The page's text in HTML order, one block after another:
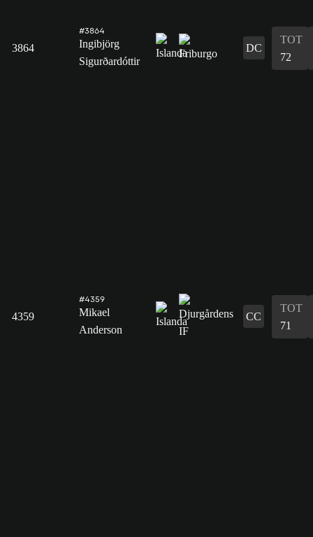
3864
#3864
Ingibjörg
Sigurðardóttir
DC
TOT
72
4359
#4359
Mikael
Anderson
CC
TOT
71